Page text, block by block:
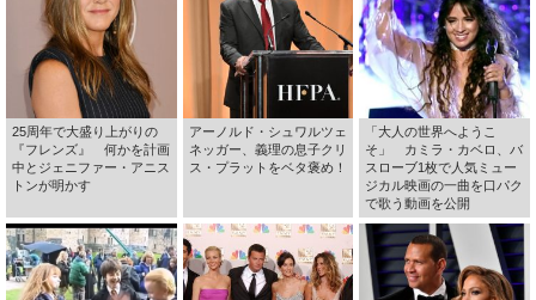
25周年で大盛り上がりの
『フレンズ』 何かを計画
中とジェニファー・アニス
トンが明かす
アーノルド・シュワルツェ
ネッガー、義理の息子クリ
ス・プラットをベタ褒め！
「大人の世界へようこ
そ」 カミラ・カベロ、バ
スローブ1枚で人気ミュー
ジカル映画の一曲を口パク
で歌う動画を公開